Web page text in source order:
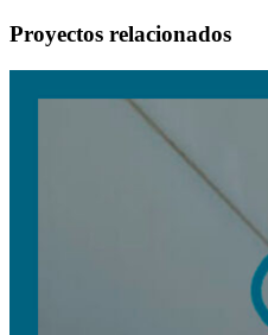
Proyectos relacionados